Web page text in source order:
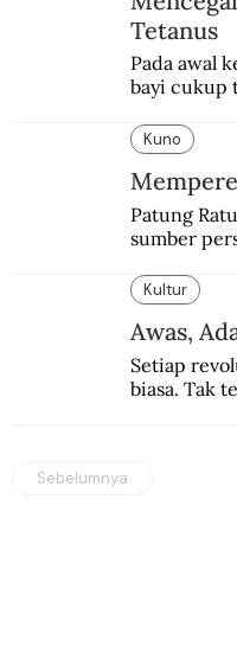
Tetanus
Pada awal
bayi cukup
Kuno
Patung
sumber
Kultur
Awas,
Setiap
biasa. Tak
Sebelumnya